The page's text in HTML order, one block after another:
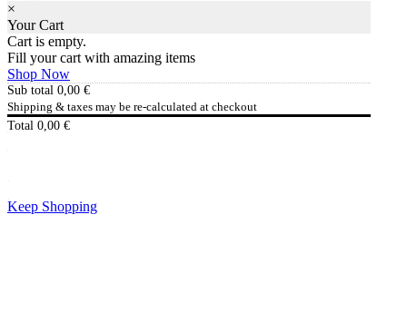
×
Your Cart
Cart is empty.
Fill your cart with amazing items
Shop Now
Sub total 0,00 €
Shipping & taxes may be re-calculated at checkout
Total 0,00 €
Keep Shopping